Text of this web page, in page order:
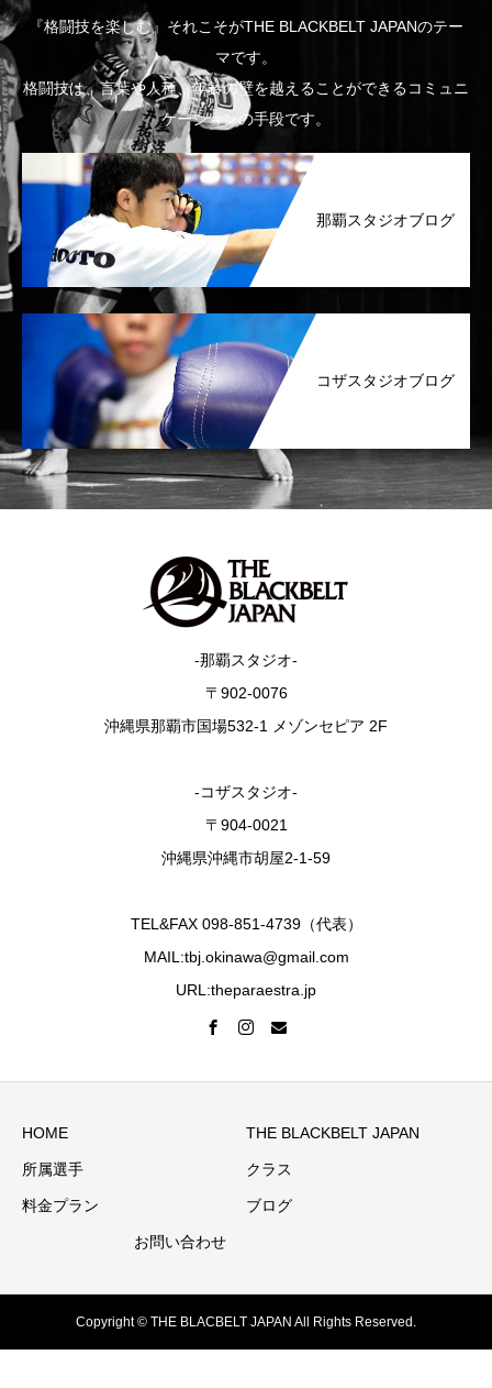
『格闘技を楽しむ』それこそがTHE BLACKBELT JAPANのテー
マです。
格闘技は、言葉や人種、年齢の壁を越えることができるコミュニ
ケーションの手段です。
那覇スタジオブログ
コザスタジオブログ
-那覇スタジオ-
〒902-0076
沖縄県那覇市国場532-1 メゾンセピア 2F
-コザスタジオ-
〒904-0021
沖縄県沖縄市胡屋2-1-59
TEL&FAX 098-851-4739（代表）
MAIL:tbj.okinawa@gmail.com
URL:theparaestra.jp
HOME THE BLACKBELT JAPAN
所属選手 クラス
料金プラン ブログ
お問い合わせ
Copyright © THE BLACBELT JAPAN All Rights Reserved.